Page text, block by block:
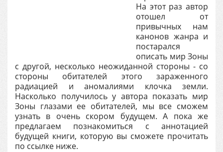
На этот раз автор
отошел от
привычных нам
канонов жанра и
постарался
описать мир Зоны
с другой, несколько неожиданной стороны - со
стороны обитателей этого зараженного
радиацией и аномалиями клочка земли.
Насколько получилось у автора показать мир
Зоны глазами ее обитателей, мы все сможем
узнать в очень скором будущем. А пока же
предлагаем познакомиться с аннотацией
будущей книги, которую вы сможете прочитать
по ссылке ниже.